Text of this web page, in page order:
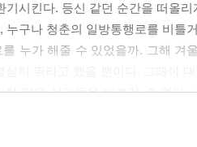
것이다. 특정 음악이나 음악가
에 놓고싶어 한다. 21세기의 비
적이다. 그래서 대표적인 언어보
기시킨다. 등신 같던 순간을 떠올
누구나 청춘의 일방통행로를 비틀
누가 해줄 수 있었을까. 그해 겨
랄 맞은 시간들을 비켜갈 수 없다.